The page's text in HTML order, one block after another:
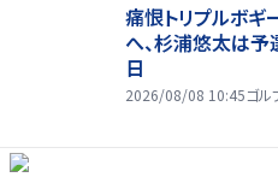
痛恨トリプルボ
へ、杉浦悠太は
日
2026/08/08 10:45ゴル